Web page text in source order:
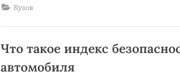
Кузов
Что такое индекс
автомобиля